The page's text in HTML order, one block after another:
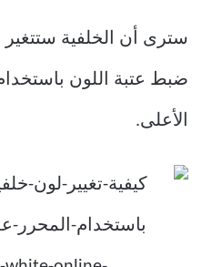
سترى أن الخلفية ستتغير
ضبط عتبة اللون
الأعلى.